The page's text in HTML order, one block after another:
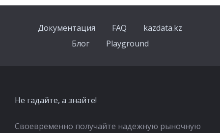
Документация FAQ
kazdata.kz
Блог
Playground
Не гадайте, а знайте!
Своевременно получайте надежную рыночную